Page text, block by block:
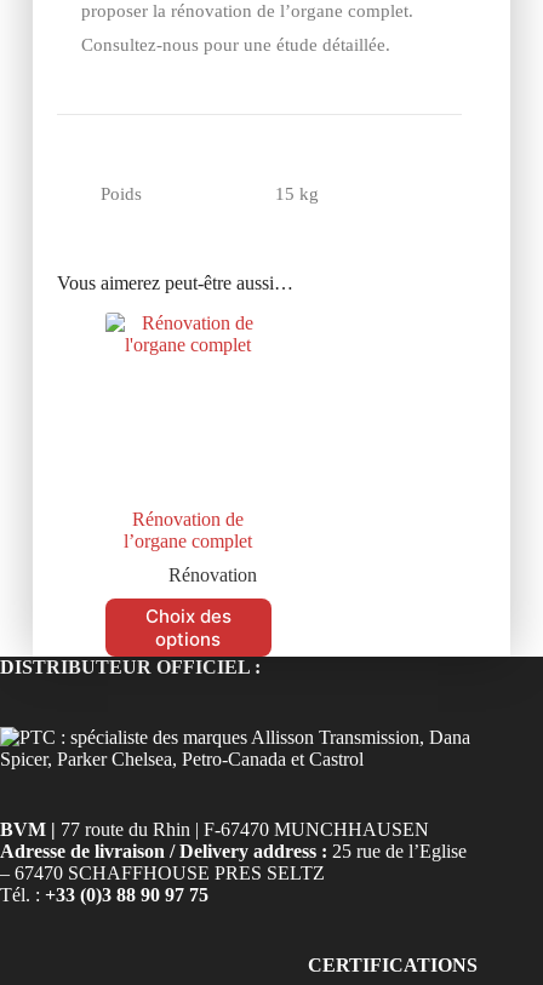
proposer la rénovation de l’organe complet.
Consultez-nous pour une étude détaillée.
Poids 15 kg
Vous aimerez peut-être aussi…
Rénovation de
l’organe complet
Rénovation
Choix des
options
DISTRIBUTEUR OFFICIEL :
BVM | 77 route du Rhin | F-67470 MUNCHHAUSEN
Adresse de livraison / Delivery address : 25 rue de l’Eglise
– 67470 SCHAFFHOUSE PRES SELTZ
Tél. : +33 (0)3 88 90 97 75
CERTIFICATIONS